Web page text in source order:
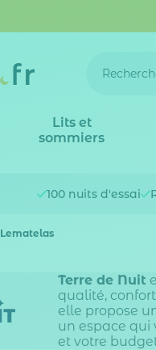
Lits et
sommiers
100 nuits d'essai
Lematelas
Terre de Nuit
qualité,
elle propose
un espace qui
et votre